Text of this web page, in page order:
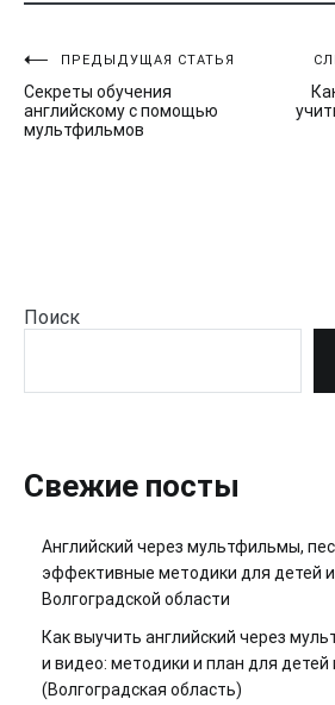
Навигация
по
ПРЕДЫДУЩАЯ СТАТЬЯ
Секреты обучения
английскому с помощью
мультфильмов
Поиск
Свежие посты
Английский через мультфильмы,
эффективные методики для детей и
Волгоградской области
Как выучить английский через
и видео: методики и план для детей
(Волгоградская область)